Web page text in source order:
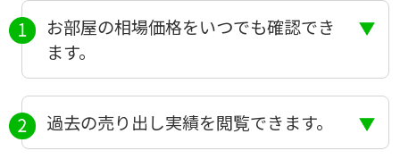
お部屋の相場価格をいつでも確認でき
ます。
過去の売り出し実績を閲覧できます。